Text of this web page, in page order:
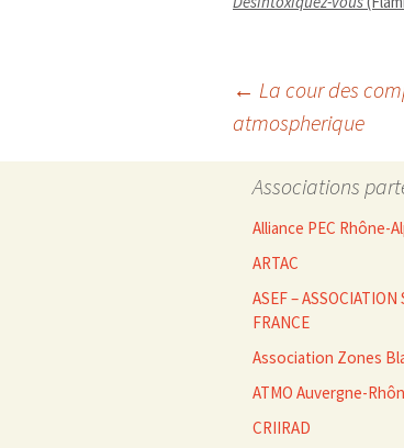
Navigation
des
← La cour des
atmospherique
Associations
Alliance PEC Rhône-
ARTAC
ASEF –
FRANCE
Association Zones
ATMO Auvergne-
CRIIRAD